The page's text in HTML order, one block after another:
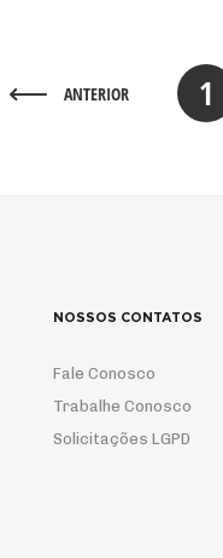
ANTERIOR 1
NOSSOS CONTATOS
Fale Conosco
Trabalhe Conosco
Solicitações LGPD